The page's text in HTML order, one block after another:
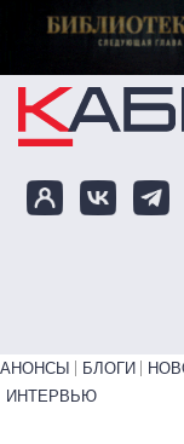
Перейти к
Primary links bottom
АНОНСЫ БЛОГИ
ИНТЕРВЬЮ